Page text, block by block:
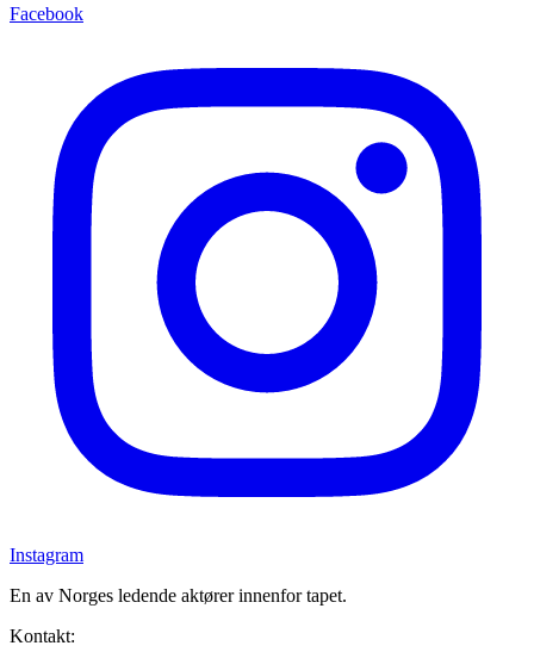
Facebook
Instagram
En av Norges ledende aktører innenfor tapet.
Kontakt: